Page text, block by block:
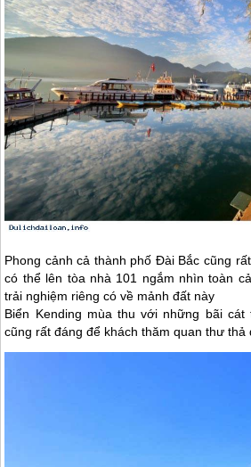
Phong cảnh cả thành phố Đài Bắc cũng
có thể lên tòa nhà 101 ngắm nhìn toàn
trải nghiệm riêng có về mảnh đất này
Biển Kending mùa thu với những bãi
cũng rất đáng để khách thăm quan thư thả